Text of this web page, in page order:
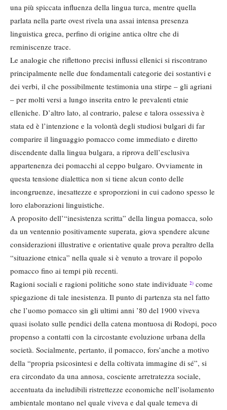
una più spiccata influenza della lingua turca, mentre quella
parlata nella parte ovest rivela una assai intensa presenza
linguistica greca, perfino di origine antica oltre che di
reminiscenze trace.
Le analogie che riflettono precisi influssi ellenici si riscontrano
principalmente nelle due fondamentali categorie dei sostantivi e
dei verbi, il che possibilmente testimonia una stirpe – gli agriani
– per molti versi a lungo inserita entro le prevalenti etnie
elleniche. D’altro lato, al contrario, palese e talora ossessiva è
stata ed è l’intenzione e la volontà degli studiosi bulgari di far
comparire il linguaggio pomacco come immediato e diretto
discendente dalla lingua bulgara, a riprova dell’esclusiva
appartenenza dei pomacchi al ceppo bulgaro. Ovviamente in
questa tensione dialettica non si tiene alcun conto delle
incongruenze, inesattezze e sproporzioni in cui cadono spesso le
loro elaborazioni linguistiche.
A proposito dell’“inesistenza scritta” della lingua pomacca, solo
da un ventennio positivamente superata, giova spendere alcune
considerazioni illustrative e orientative quale prova peraltro della
“situazione etnica” nella quale si è venuto a trovare il popolo
pomacco fino ai tempi più recenti.
Ragioni sociali e ragioni politiche sono state individuate 2) come
spiegazione di tale inesistenza. Il punto di partenza sta nel fatto
che l’uomo pomacco sin gli ultimi anni ’80 del 1900 viveva
quasi isolato sulle pendici della catena montuosa di Rodopi, poco
propenso a contatti con la circostante evoluzione urbana della
società. Socialmente, pertanto, il pomacco, fors’anche a motivo
della “propria psicosintesi e della coltivata immagine di sé”, si
era circondato da una annosa, cosciente arretratezza sociale,
accentuata da ineludibili ristrettezze economiche nell’isolamento
ambientale montano nel quale viveva e dal quale temeva di